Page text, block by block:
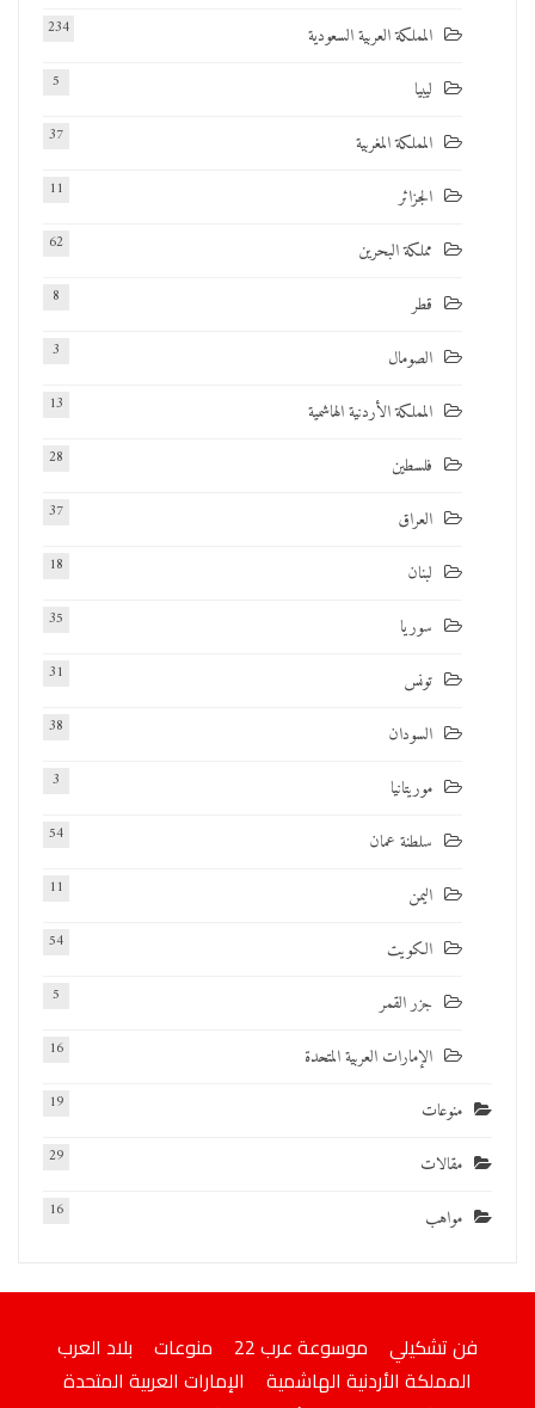
المملكة العربية السعودية 234
ليبيا 5
المملكة المغربية 37
الجزائر 11
مملكة البحرين 62
قطر 8
الصومال 3
المملكة الأردنية الهاشمية 13
فلسطين 28
العراق 37
لبنان 18
سوريا 35
تونس 31
السودان 38
موريتانيا 3
سلطنة عمان 54
اليمن 11
الكويت 54
جزر القمر 5
الإمارات العربية المتحدة 16
منوعات 19
مقالات 29
مواهب 16
فن تشكيلي موسوعة عرب 22 منوعات
بلاد العرب
المملكة الأردنية الهاشمية
الإمارات العربية المتحدة